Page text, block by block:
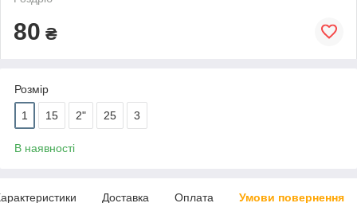
80 ₴
Розмір
1 15 2" 25 3
В наявності
Доставка Оплата Умови повернення